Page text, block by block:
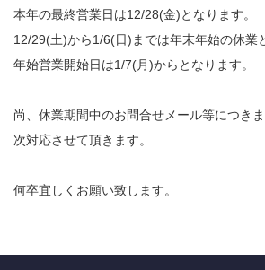
本年の最終営業日は12/28(金)となります。
12/29(土)から1/6(日)までは年末年始の休業
年始営業開始日は1/7(月)からとなります。
尚、休業期間中のお問合せメール等につき
次対応させて頂きます。
何卒宜しくお願い致します。